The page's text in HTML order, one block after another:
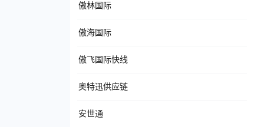
傲林国际
傲海国际
傲飞国际快线
奥特迅供应链
安世通